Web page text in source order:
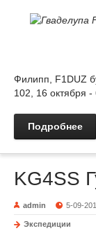
Филипп, F1DUZ
102, 16 октября
Подробнее
KG4SS
admin 5-09-
Экспедиции